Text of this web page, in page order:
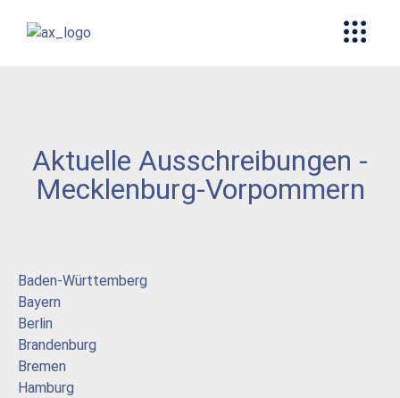
Aktuelle Ausschreibungen -
Mecklenburg-Vorpommern
Baden-Württemberg
Bayern
Berlin
Brandenburg
Bremen
Hamburg